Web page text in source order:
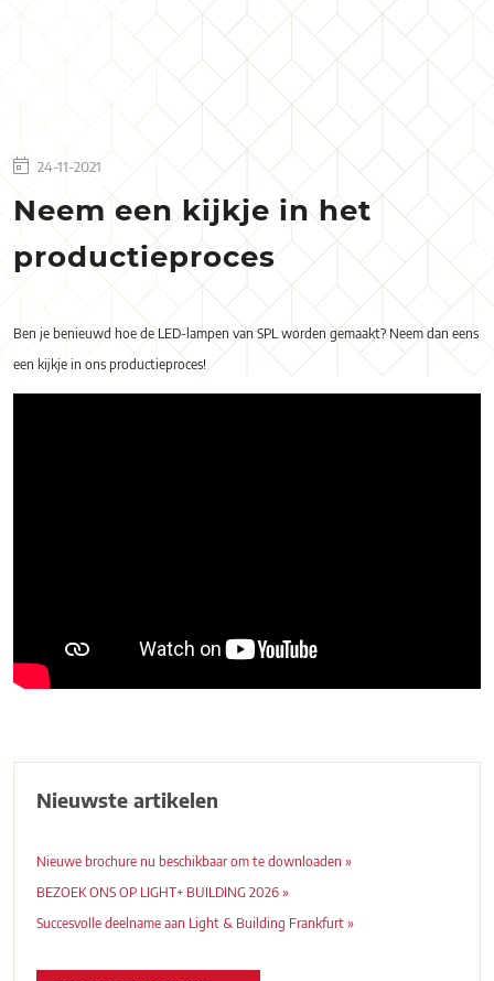
24-11-2021
Neem een kijkje in het
productieproces
Ben je benieuwd hoe de LED-lampen van SPL worden gemaakt? Neem dan eens
een kijkje in ons productieproces!
Nieuwste artikelen
Nieuwe brochure nu beschikbaar om te downloaden »
BEZOEK ONS OP LIGHT+ BUILDING 2026 »
Succesvolle deelname aan Light & Building Frankfurt »